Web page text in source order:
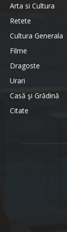
Arta si Cultura
Retete
Cultura Generala
Filme
Dragoste
Urari
Casă şi Grădină
Citate